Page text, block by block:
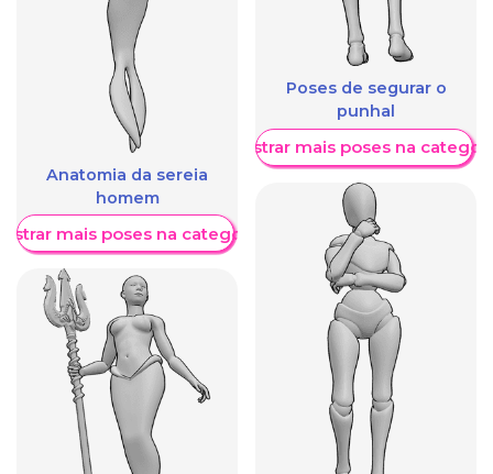
Anatomia da sereia
homem
mais poses na categoria
Poses de segurar o
punhal
Mostrar mais poses na